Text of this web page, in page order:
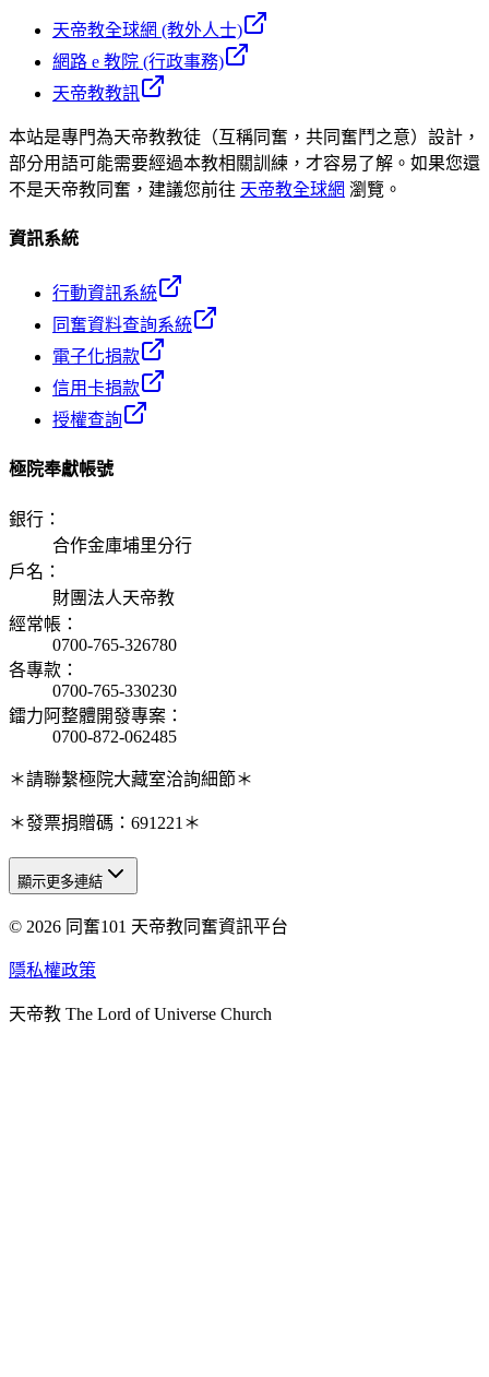
天帝教全球網 (教外人士)
網路 e 教院 (行政事務)
天帝教教訊
本站是專門為天帝教教徒（互稱同奮，共同奮鬥之意）設計，
部分用語可能需要經過本教相關訓練，才容易了解。如果您還
不是天帝教同奮，建議您前往 天帝教全球網 瀏覽。
資訊系統
行動資訊系統
同奮資料查詢系統
電子化捐款
信用卡捐款
授權查詢
極院奉獻帳號
銀行 ：
合作金庫埔里分行
戶名 ：
財團法人天帝教
經常帳 ：
0700-765-326780
各專款 ：
0700-765-330230
鐳力阿整體開發專案 ：
0700-872-062485
＊請聯繫極院大藏室洽詢細節＊
＊發票捐贈碼：691221＊
天人研究總院
天人研究學院
天人炁功院
顯示更多連結
© 2026 同奮101 天帝教同奮資訊平台
隱私權政策
天帝教 The Lord of Universe Church